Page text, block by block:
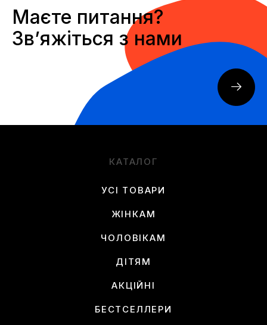
Маєте питання?
Звʼяжіться з нами
КАТАЛОГ
УСІ ТОВАРИ
ЖІНКАМ
ЧОЛОВІКАМ
ДІТЯМ
АКЦІЙНІ
БЕСТСЕЛЛЕРИ